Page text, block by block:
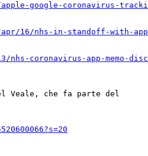
apple-google-coronavirus-
apr/16/nhs-in-standoff-with-
nhs-coronavirus-app-memo-
Veale, che fa parte del